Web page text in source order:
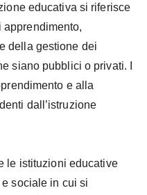
educativa si riferisce
della gestione dei
siano pubblici o privati. I
e alla
dall’istruzione
le istituzioni educative
sociale in cui si